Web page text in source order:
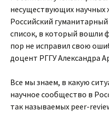
несуществующих научных
Российский
список, в который вошли
пор не исправил свою
доцент РГГУ Александра
Все мы знаем, в какую
научное сообщество в
так называемых peer-